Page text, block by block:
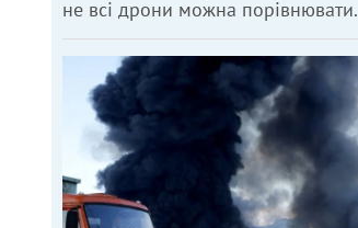
не всі дрони можна порівнювати.